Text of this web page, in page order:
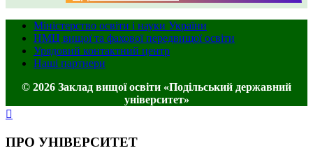
Міністерство освіти і науки України
НМЦ вищої та фахової передвищої освіти
Урядовий контактний центр
Наші партнери
© 2026 Заклад вищої освіти «Подільський державний
університет»
ПРО УНІВЕРСИТЕТ